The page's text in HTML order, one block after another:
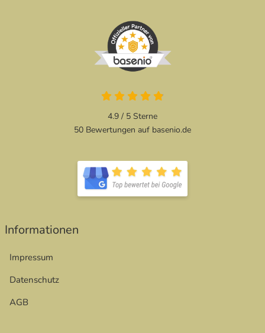
4.9 / 5 Sterne
50 Bewertungen auf basenio.de
öffnet in neuem Fenster
Informationen
Impressum
Datenschutz
AGB